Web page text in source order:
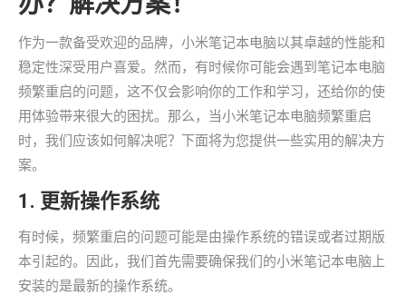
作为一款备受欢迎的品牌，小米笔记本电脑以其卓越的性能和
稳定性深受用户喜爱。然而，有时候你可能会遇到笔记本电脑
频繁重启的问题，这不仅会影响你的工作和学习，还给你的使
用体验带来很大的困扰。那么，当小米笔记本电脑频繁重启
时，我们应该如何解决呢？下面将为您提供一些实用的解决方
案。
1. 更新操作系统
有时候，频繁重启的问题可能是由操作系统的错误或者过期版
本引起的。因此，我们首先需要确保我们的小米笔记本电脑上
安装的是最新的操作系统。